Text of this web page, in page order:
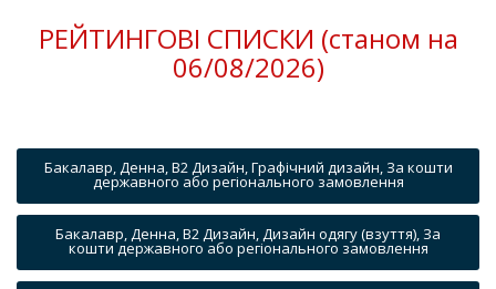
РЕЙТИНГОВІ СПИСКИ (станом на
06/08/2026)
Бакалавр, Денна, B2 Дизайн, Графічний дизайн, За кошти
державного або регіонального замовлення
Бакалавр, Денна, B2 Дизайн, Дизайн одягу (взуття), За
кошти державного або регіонального замовлення